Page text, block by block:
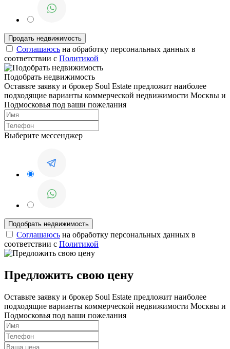
Соглашаюсь на обработку персональных данных в
соответствии с Политикой
Подобрать недвижимость
Оставьте заявку и брокер Soul Estate предложит наиболее
подходящие варианты коммерческой недвижимости Москвы и
Подмосковья под ваши пожелания
Выберите мессенджер
Соглашаюсь на обработку персональных данных в
соответствии с Политикой
Предложить свою цену
Оставьте заявку и брокер Soul Estate предложит наиболее
подходящие варианты коммерческой недвижимости Москвы и
Подмосковья под ваши пожелания